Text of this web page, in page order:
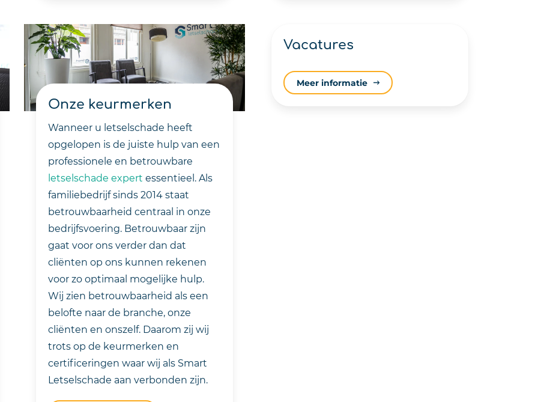
Onze keurmerken
Wanneer u letselschade heeft
opgelopen is de juiste hulp van een
professionele en betrouwbare
letselschade expert essentieel. Als
familiebedrijf sinds 2014 staat
betrouwbaarheid centraal in onze
bedrijfsvoering. Betrouwbaar zijn
gaat voor ons verder dan dat
cliënten op ons kunnen rekenen
voor zo optimaal mogelijke hulp.
Wij zien betrouwbaarheid als een
belofte naar de branche, onze
cliënten en onszelf. Daarom zij wij
trots op de keurmerken en
certificeringen waar wij als Smart
Letselschade aan verbonden zijn.
Vacatures
Meer informatie